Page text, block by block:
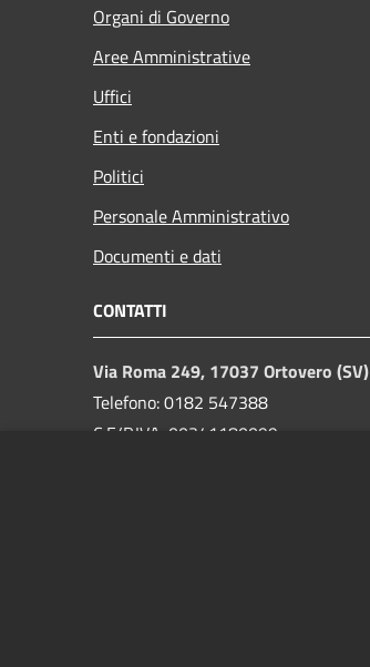
Organi di Governo
Aree Amministrative
Uffici
Enti e fondazioni
Politici
Personale Amministrativo
Documenti e dati
CONTATTI
Via Roma 249, 17037 Ortovero (SV)
Telefono: 0182 547388
C.F/P.IVA: 00341180099